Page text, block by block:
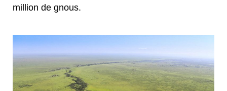
million de gnous.